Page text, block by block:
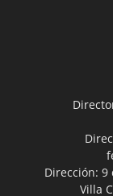
Dirección: 9
Villa